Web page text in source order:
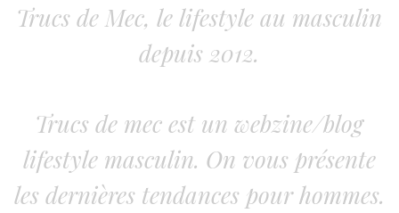
Trucs de Mec, le lifestyle au masculin
depuis 2012.
Trucs de mec est un webzine/blog
lifestyle masculin. On vous présente
les dernières tendances pour hommes.